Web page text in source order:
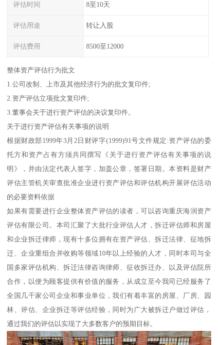
评估时间 8至10天
评估用途 转让入股
评估费用 8500至12000
整体资产评估行为批文
1.公司改制、上市及其他经济行为的批文复印件;
2.资产评估立项批文复印件;
3.董事会关于进行资产评估的决议复印件。
关于进行资产评估有关事项的说明
根据财政部1999年3月2日财评字(1999)91号文件规定:资产评估的委
托方和资产占有方须共同撰写《关于进行资产评估有关事项的说
明》，并由法定代表人签字，加盖公章，签署日期。本资料是财产
评估主管机关审查批准企业进行资产评估和评估机构开展评估活动
的必要资料依据
如果有需要进行企业整体资产评估的读者，可以咨询重庆海润资产
评估有限公司。本司汇聚了大批行业评估人才，拆迁评估师和房屋
和企业拆迁律师，现有十多位拥有在资产评估、拆迁法律、征地拆
迁、企业重组合并收购等领域10年以上经验的人才，同时本司与全
国多家评估机构、拆迁法律咨询律师、征收拆迁办、以及评估院所
合作，以便为顾客提供有价值的服务，从成立至今我司已经服务了
全国几千家公司企业和事业单位，我们有着丰富的房屋、厂房、园
林、评估、企业拆迁等评估经验，同时为广大被拆迁户做过评估，
通过我们的评估以实现了大多数客户的预期目标。